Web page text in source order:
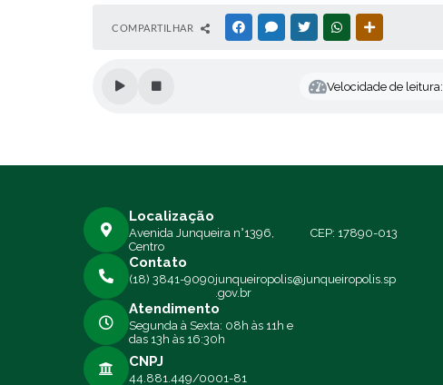
COMPARTILHAR FACEBOOKMESSENGER
TWITTERWHATSAPP
Velocidade de leitura:
Localização
Avenida Junqueira n°1396,
Centro
CEP: 17890-013
Contato
(18) 3841-9090junqueiropolis@junqueiropolis.sp
.gov.br
Atendimento
Segunda à Sexta: 08h às 11h e
das 13h às 16:30h
CNPJ
44.881.449/0001-81